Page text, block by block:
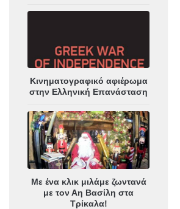
Κινηματογραφικό αφιέρωμα
στην Ελληνική Επανάσταση
Με ένα κλικ μιλάμε ζωντανά
με τον Αη Βασίλη στα
Τρίκαλα!